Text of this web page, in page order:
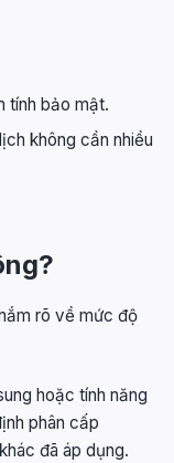
tính bảo mật.
không cần nhiều
rõ về mức độ
hoặc tính năng
phân cấp
đã áp dụng.